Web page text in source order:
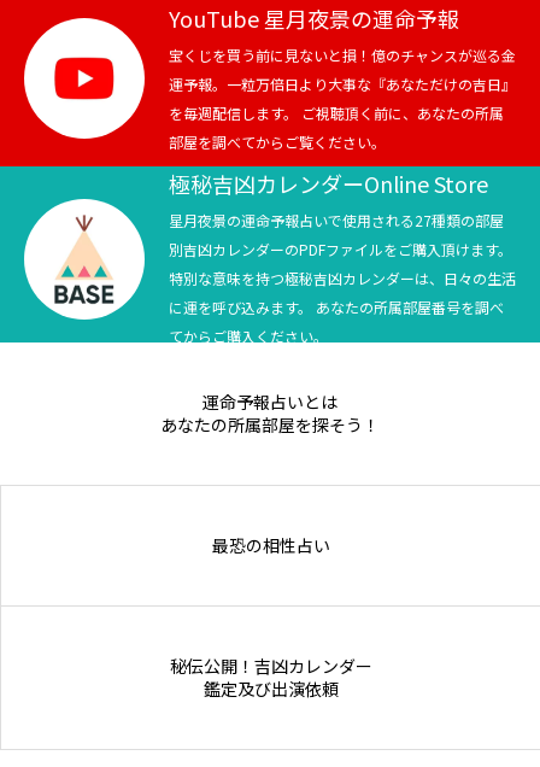
テニス四大大会・五輪
テニス四大大会・五輪
鑑定及び出演依頼
YouTube
Online Store
YouTube 星月夜景の運命予報
宝くじを買う前に見ないと損！億のチャンスが巡る金
運予報。一粒万倍日より大事な『あなただけの吉日』
を毎週配信します。 ご視聴頂く前に、あなたの所属
部屋を調べてからご覧ください。
極秘吉凶カレンダーOnline Store
星月夜景の運命予報占いで使用される27種類の部屋
別吉凶カレンダーのPDFファイルをご購入頂けます。
特別な意味を持つ極秘吉凶カレンダーは、日々の生活
に運を呼び込みます。 あなたの所属部屋番号を調べ
てからご購入ください。
運命予報占いとは
あなたの所属部屋を探そう！
最恐の相性占い
秘伝公開！吉凶カレンダー
鑑定及び出演依頼